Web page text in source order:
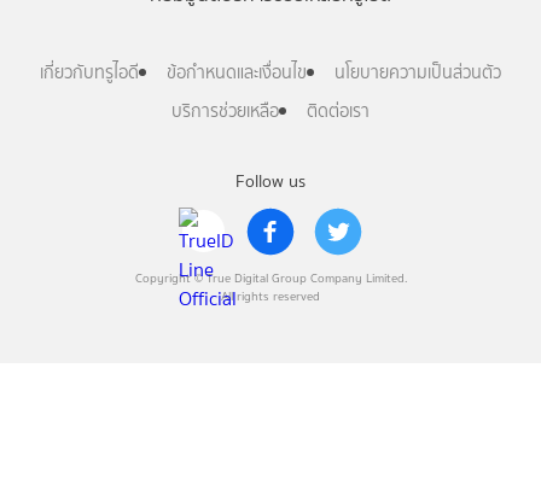
Follow us
Copyright © True Digital Group Company Limited.
All rights reserved
เกี่ยวกับทรูไอดี ข้อกำหนดและเงื่อนไข
นโยบายความเป็นส่วนตัว
บริการช่วยเหลือ
ติดต่อเรา